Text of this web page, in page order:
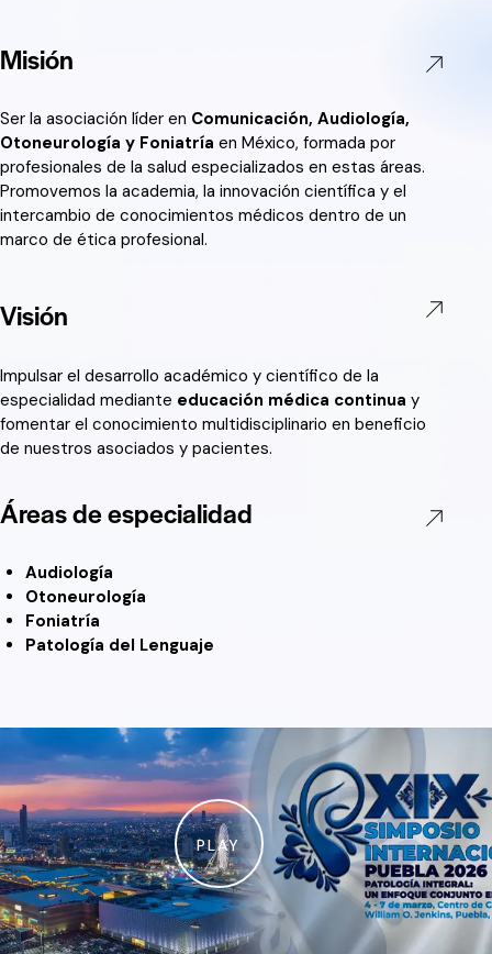
Misión
Ser la asociación líder en Comunicación, Audiología,
Otoneurología y Foniatría en México, formada por
profesionales de la salud especializados en estas áreas.
Promovemos la academia, la innovación científica y el
intercambio de conocimientos médicos dentro de un
marco de ética profesional.
Visión
Impulsar el desarrollo académico y científico de la
especialidad mediante educación médica continua y
fomentar el conocimiento multidisciplinario en beneficio
de nuestros asociados y pacientes.
Áreas de especialidad
Audiología
Otoneurología
Foniatría
Patología del Lenguaje
PLAY